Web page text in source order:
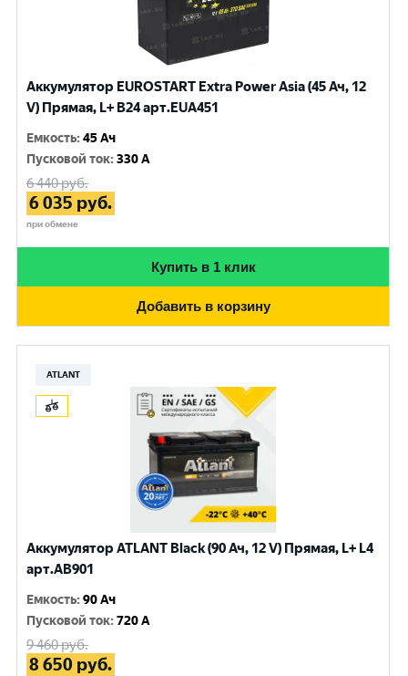
Аккумулятор EUROSTART Extra Power Asia (45 Ач, 12
V) Прямая, L+ B24 арт.EUA451
Емкость:45 Ач
Пусковой ток:330 A
6 440руб.
6 035 руб.
при обмене
Купить в 1 клик
Добавить в корзину
ATLANT
Аккумулятор ATLANT Black (90 Ач, 12 V) Прямая, L+ L4
арт.AB901
Емкость:90 Ач
Пусковой ток:720 A
9 460руб.
8 650 руб.